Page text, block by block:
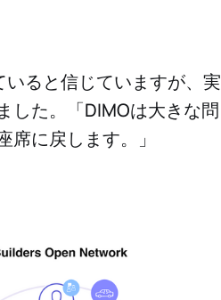
いると信じていますが、実
した。「DIMOは大きな問
に戻します。」